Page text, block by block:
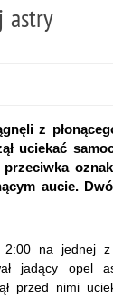
astry
z
uciekać
aucie.
na jednej z
jadący opel
przed nimi